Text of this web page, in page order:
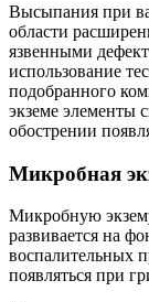
Высыпания при
области
язвенными
использование
подобранного
экземе элементы
обострении
Микробная
Микробную
развивается на
воспалительных
появляться при